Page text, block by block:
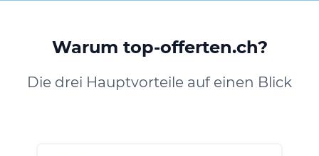
Warum top-offerten.ch?
Die drei Hauptvorteile auf einen Blick